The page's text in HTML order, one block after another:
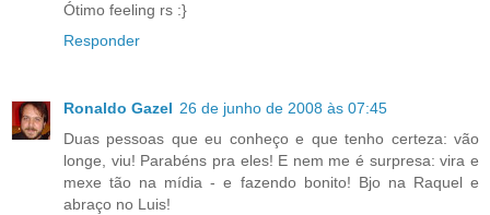
Ótimo feeling rs :}
Responder
Ronaldo Gazel 26 de junho de 2008 às 07:45
Duas pessoas que eu conheço e que tenho certeza: vão
longe, viu! Parabéns pra eles! E nem me é surpresa: vira e
mexe tão na mídia - e fazendo bonito! Bjo na Raquel e
abraço no Luis!